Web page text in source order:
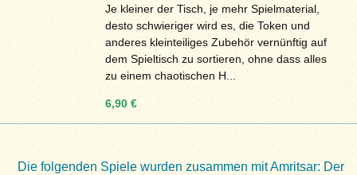
Je kleiner der Tisch, je mehr Spielmaterial,
desto schwieriger wird es, die Token und
anderes kleinteiliges Zubehör vernünftig auf
dem Spieltisch zu sortieren, ohne dass alles
zu einem chaotischen H...
6,90 €
Die folgenden Spiele wurden zusammen mit Amritsar: Der